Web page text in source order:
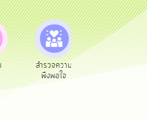
สำรวจความ
พึงพอใจ
ผู้รับเบีย